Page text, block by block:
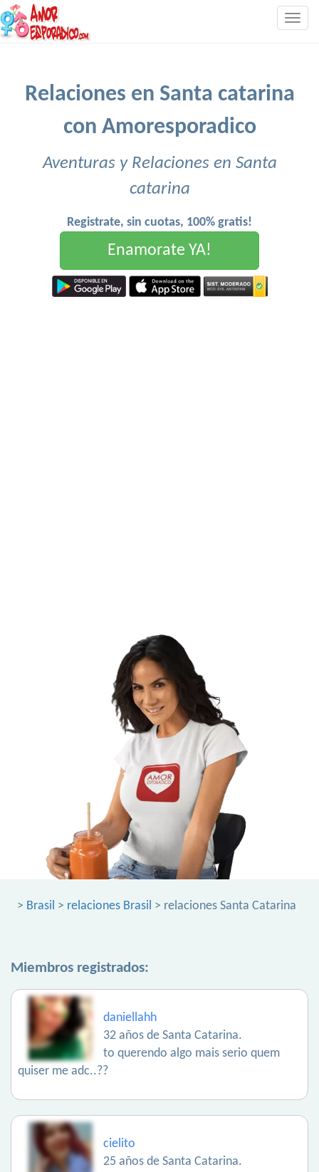
Relaciones en Santa catarina
con Amoresporadico
Aventuras y Relaciones en Santa
catarina
Registrate, sin cuotas, 100% gratis!
Enamorate YA!
> Brasil > relaciones Brasil > relaciones Santa Catarina
Miembros registrados:
daniellahh
32 años de Santa Catarina.
to querendo algo mais serio quem
quiser me adc..??
cielito
25 años de Santa Catarina.